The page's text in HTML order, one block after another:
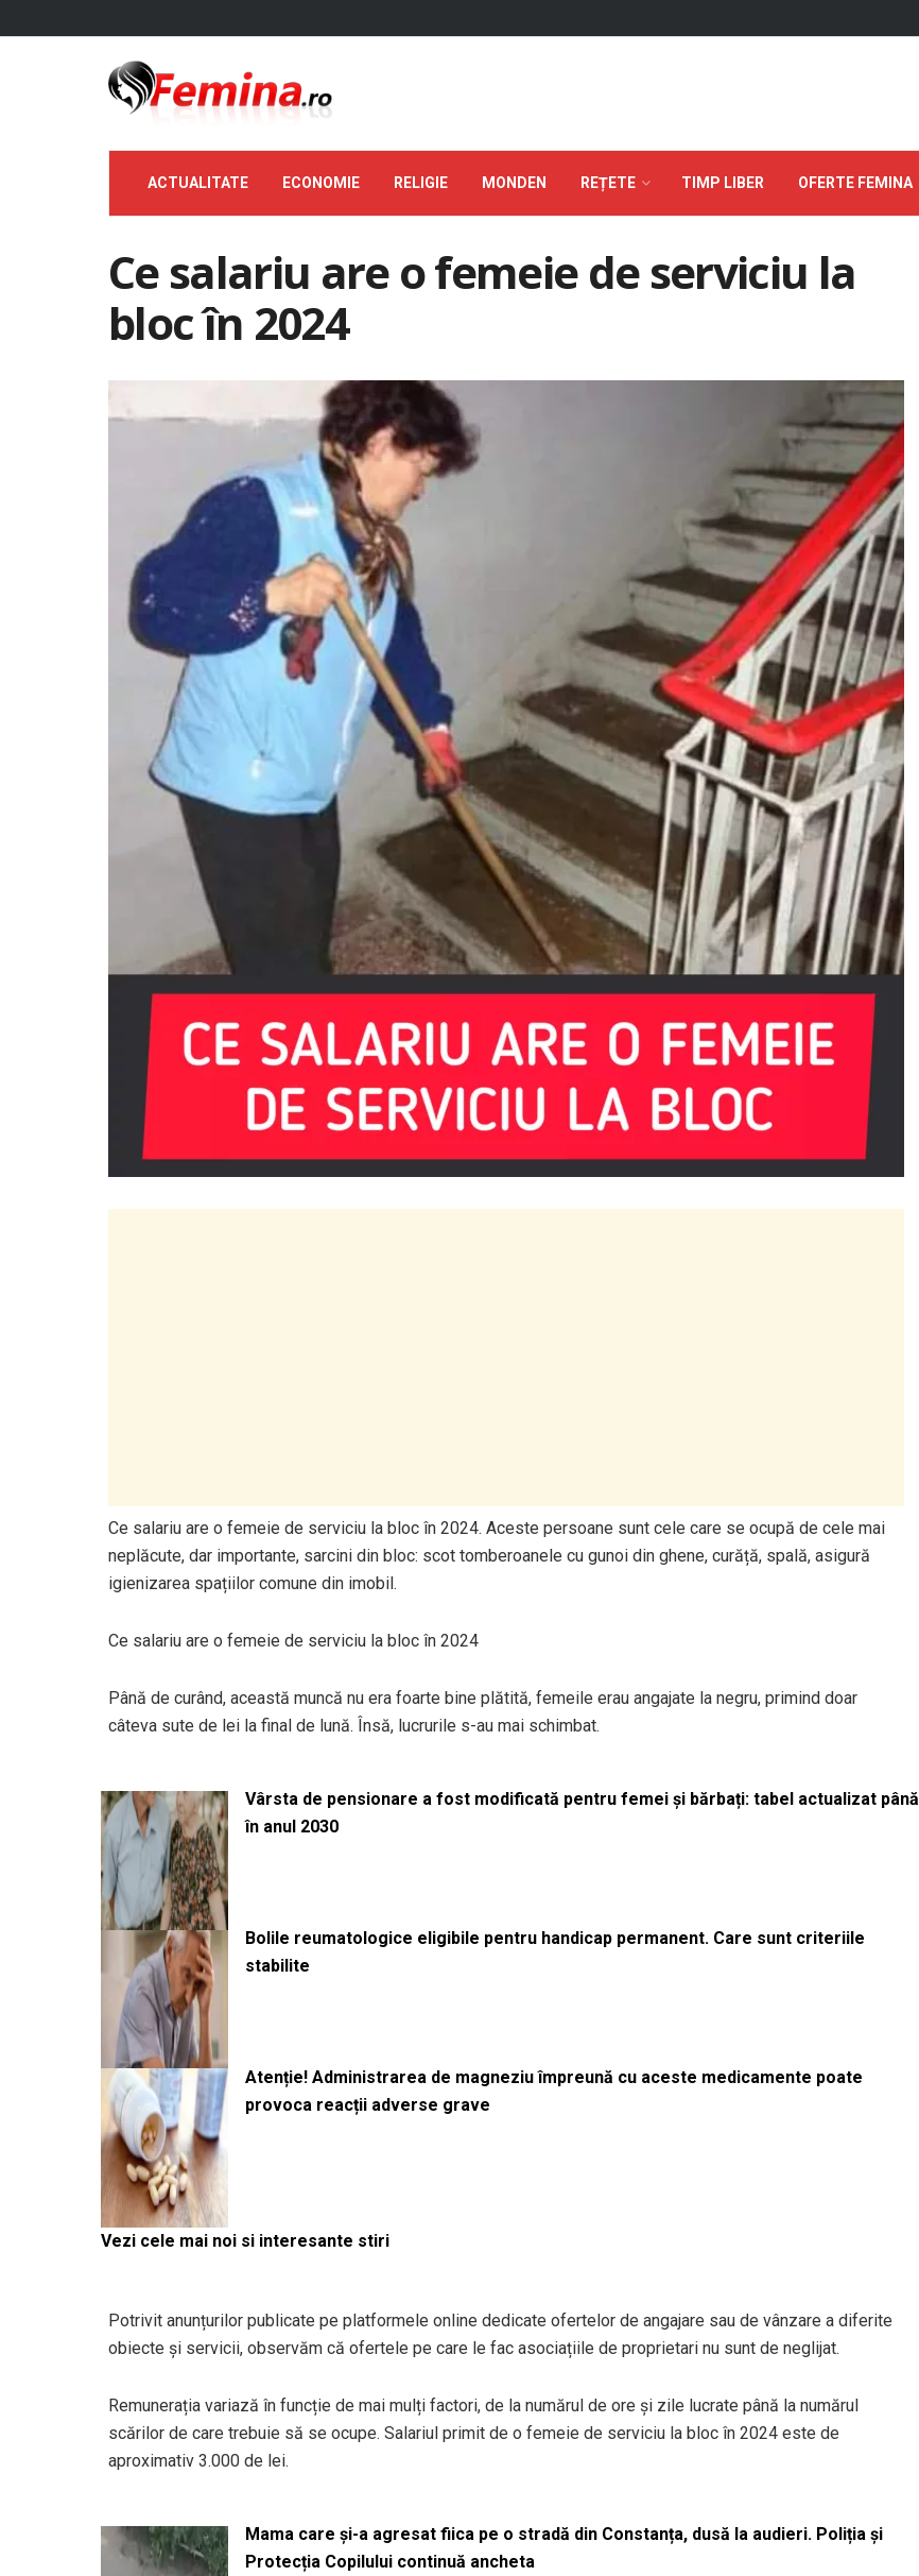
ACTUALITATE ECONOMIE RELIGIE MONDEN REȚETE TIMP LIBER OFERTE FEMINA
Ce salariu are o femeie de serviciu la
bloc în 2024
Ce salariu are o femeie de serviciu la bloc în 2024. Aceste persoane sunt cele care se ocupă de cele mai
neplăcute, dar importante, sarcini din bloc: scot tomberoanele cu gunoi din ghene, curăță, spală, asigură
igienizarea spațiilor comune din imobil.
Ce salariu are o femeie de serviciu la bloc în 2024
Până de curând, această muncă nu era foarte bine plătită, femeile erau angajate la negru, primind doar
câteva sute de lei la final de lună. Însă, lucrurile s-au mai schimbat.
Vârsta de pensionare a fost modificată pentru femei și bărbați: tabel actualizat până
în anul 2030
Bolile reumatologice eligibile pentru handicap permanent. Care sunt criteriile
stabilite
Atenție! Administrarea de magneziu împreună cu aceste medicamente poate
provoca reacții adverse grave
Vezi cele mai noi si interesante stiri
Potrivit anunțurilor publicate pe platformele online dedicate ofertelor de angajare sau de vânzare a diferite
obiecte și servicii, observăm că ofertele pe care le fac asociațiile de proprietari nu sunt de neglijat.
Remunerația variază în funcție de mai mulți factori, de la numărul de ore și zile lucrate până la numărul
scărilor de care trebuie să se ocupe. Salariul primit de o femeie de serviciu la bloc în 2024 este de
aproximativ 3.000 de lei.
Mama care și-a agresat fiica pe o stradă din Constanța, dusă la audieri. Poliția și
Protecția Copilului continuă ancheta